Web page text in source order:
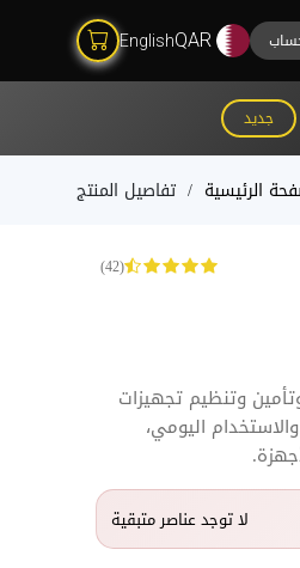
QAR
English
جديد
الرئيسية تفاصيل المنتج
(42)
وتنظيم تجهيزات
اليومي،
لا توجد عناصر متبقية